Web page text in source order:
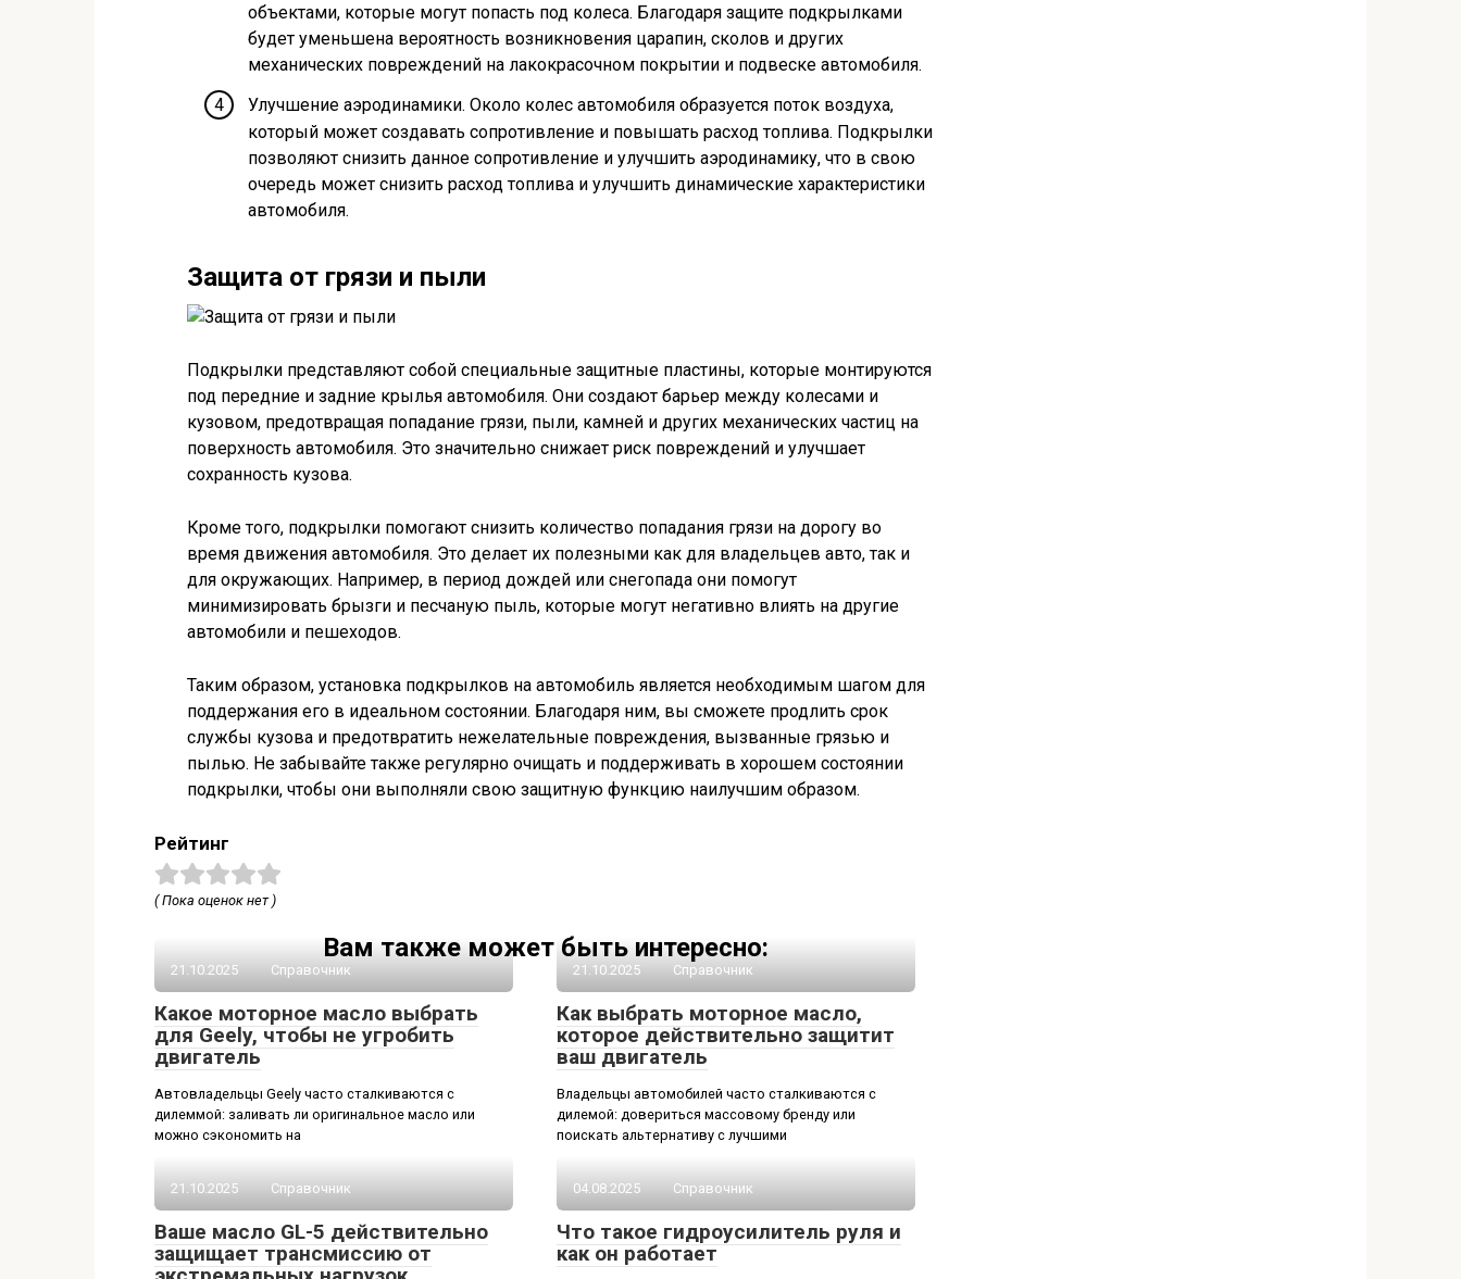
объектами, которые могут попасть под колеса. Благодаря защите подкрылками
будет уменьшена вероятность возникновения царапин, сколов и других
механических повреждений на лакокрасочном покрытии и подвеске автомобиля.
Улучшение аэродинамики. Около колес автомобиля образуется поток воздуха,
который может создавать сопротивление и повышать расход топлива. Подкрылки
позволяют снизить данное сопротивление и улучшить аэродинамику, что в свою
очередь может снизить расход топлива и улучшить динамические характеристики
автомобиля.
Защита от грязи и пыли
Подкрылки представляют собой специальные защитные пластины, которые монтируются
под передние и задние крылья автомобиля. Они создают барьер между колесами и
кузовом, предотвращая попадание грязи, пыли, камней и других механических частиц на
поверхность автомобиля. Это значительно снижает риск повреждений и улучшает
сохранность кузова.
Кроме того, подкрылки помогают снизить количество попадания грязи на дорогу во
время движения автомобиля. Это делает их полезными как для владельцев авто, так и
для окружающих. Например, в период дождей или снегопада они помогут
минимизировать брызги и песчаную пыль, которые могут негативно влиять на другие
автомобили и пешеходов.
Таким образом, установка подкрылков на автомобиль является необходимым шагом для
поддержания его в идеальном состоянии. Благодаря ним, вы сможете продлить срок
службы кузова и предотвратить нежелательные повреждения, вызванные грязью и
пылью. Не забывайте также регулярно очищать и поддерживать в хорошем состоянии
подкрылки, чтобы они выполняли свою защитную функцию наилучшим образом.
Рейтинг
( Пока оценок нет )
Вам также может быть интересно:
21.10.2025 Справочник
Какое моторное масло выбрать
для Geely, чтобы не угробить
двигатель
Автовладельцы Geely часто сталкиваются с
дилеммой: заливать ли оригинальное масло или
можно сэкономить на
21.10.2025 Справочник
Как выбрать моторное масло,
которое действительно защитит
ваш двигатель
Владельцы автомобилей часто сталкиваются с
дилемой: довериться массовому бренду или
поискать альтернативу с лучшими
21.10.2025 Справочник
Ваше масло GL-5 действительно
защищает трансмиссию от
04.08.2025 Справочник
Что такое гидроусилитель руля и
как он работает